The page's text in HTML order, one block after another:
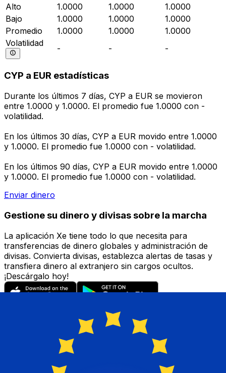
Alto
1.0000 1.0000
1.0000
Bajo
1.0000 1.0000
1.0000
Promedio
1.0000 1.0000
1.0000
Volatilidad
- - -
CYP a EUR estadísticas
Durante los últimos 7 días, CYP a EUR se movieron
entre 1.0000 y 1.0000. El promedio fue 1.0000 con -
volatilidad.
En los últimos 30 días, CYP a EUR movido entre 1.0000
y 1.0000. El promedio fue 1.0000 con - volatilidad.
En los últimos 90 días, CYP a EUR movido entre 1.0000
y 1.0000. El promedio fue 1.0000 con - volatilidad.
Enviar dinero
Gestione su dinero y divisas sobre la marcha
La aplicación Xe tiene todo lo que necesita para
transferencias de dinero globales y administración de
divisas. Convierta divisas, establezca alertas de tasas y
transfiera dinero al extranjero sin cargos ocultos.
¡Descárgalo hoy!